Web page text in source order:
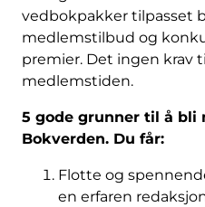
vedbokpakker tilpasset
medlemstilbud og
premier. Det ingen krav
medlemstiden.
5 gode grunner til å bli
Bokverden. Du får:
Flotte og
en erfaren